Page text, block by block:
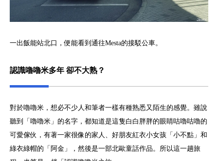
一出飯能站北口，便能看到通往Mesta的接駁公車。
認識嚕嚕米多年 卻不大熟？
對於嚕嚕米，想必不少人和筆者一樣有種熟悉又陌生的感覺。雖說
聽到「嚕嚕米」的名字，都知道是這隻白白胖胖的眼睛咕嚕咕嚕的
可愛傢伙，有著一家很像的家人、好朋友紅衣小女孩「小不點」和
綠衣綠帽的「阿金」，然後是一部北歐童話作品。所以這一趟旅